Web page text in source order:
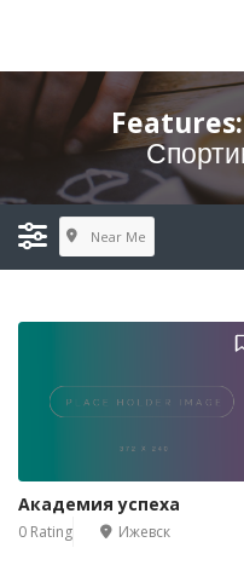
Near Me
Академия успеха
0 Rating Ижевск